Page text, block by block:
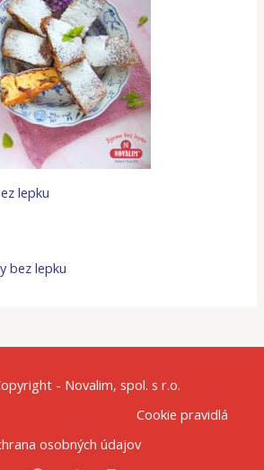
lepku
bez lepku
- Novalim, spol. s r.o.
Cookie pravidlá
osobných údajov